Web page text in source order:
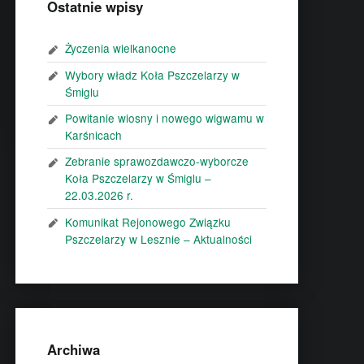
Ostatnie wpisy
Życzenia wielkanocne
Wybory władz Koła Pszczelarzy w
Śmiglu
Powitanie wiosny i nowego wigwamu w
Karśnicach
Zebranie sprawozdawczo-wyborcze
Koła Pszczelarzy w Śmiglu –
22.03.2026 r.
Komunikat Rejonowego Związku
Pszczelarzy w Lesznie – Aktualności
Archiwa